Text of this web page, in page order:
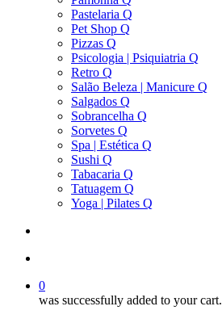
Pastelaria Q
Pet Shop Q
Pizzas Q
Psicologia | Psiquiatria Q
Retro Q
Salão Beleza | Manicure Q
Salgados Q
Sobrancelha Q
Sorvetes Q
Spa | Estética Q
Sushi Q
Tabacaria Q
Tatuagem Q
Yoga | Pilates Q
0
was successfully added to your cart.